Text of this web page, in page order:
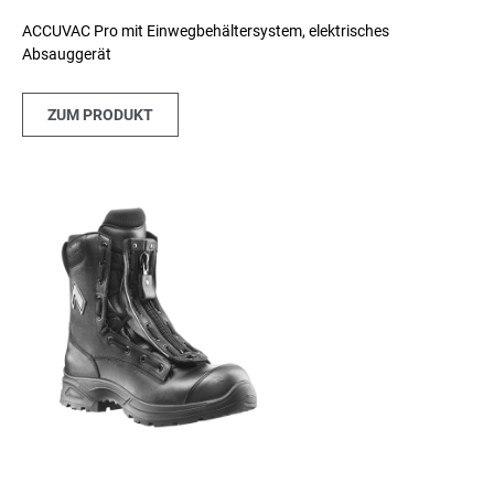
ACCUVAC Pro mit Einwegbehältersystem, elektrisches
Absauggerät
ZUM PRODUKT